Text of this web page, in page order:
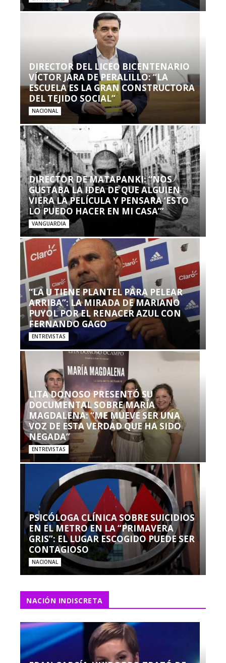
DIRECTOR DEL LICEO BICENTENARIO
VÍCTOR JARA DE PERALILLO: “LA
ESCUELA ES LA GRAN CONSTRUCTORA
DEL TEJIDO SOCIAL”
NACIONAL
DIRECTOR DE MATAPANKI: “NOS
GUSTABA LA IDEA DE QUE ALGUIEN
VIERA LA PELÍCULA Y PENSARA ‘ESTO
LO PUEDO HACER EN MI CASA’”
VANGUARDIA
“LA U TIENE PLANTEL PARA PELEAR
ARRIBA”: LA MIRADA DE MARIANO
PUYOL POR EL RENACER AZUL CON
FERNANDO GAGO
ENTREVISTAS
LITA DONOSO PRESENTÓ SU
DOCUMENTAL SOBRE MARÍA
MAGDALENA: “ME MUEVE SER UNA
VOZ DE ESTA VERDAD QUE HA SIDO
NEGADA”
ENTREVISTAS
PSICÓLOGA CLÍNICA SOBRE SUICIDIOS
EN EL METRO EN LA “PRIMAVERA
GRIS”: EL LUGAR ESCOGIDO PUEDE SER
CONTAGIOSO
NACIONAL
NACIÓN INDISCRETA